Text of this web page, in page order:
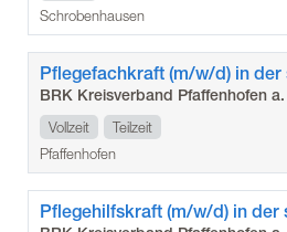
Schrobenhausen
BRK Kreisverband Pfaffenhofen
Vollzeit
Teilzeit
Pfaffenhofen